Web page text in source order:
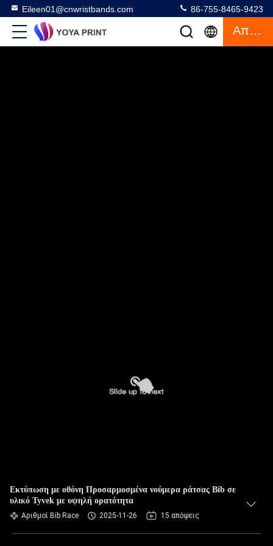
Eileen01@cnwristbands.com 86-755-8465-9423
Απόσπασμα
Εκτύπωση με οθόνη Προσαρμοσμένα νούμερα ράτσας Bib σε
υλικό Tyvek με υψηλή ορατότητα
Αριθμοί Bib Race 2025-11-26 15 απόψεις